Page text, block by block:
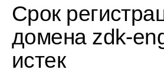
Срок
домена zdk-
истек